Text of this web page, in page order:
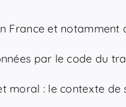
France et
par le code du
moral : le contexte de